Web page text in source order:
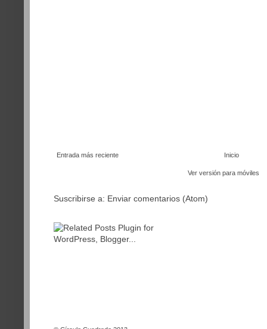
Entrada más reciente Inicio
Ver versión para móviles
Suscribirse a: Enviar comentarios (Atom)